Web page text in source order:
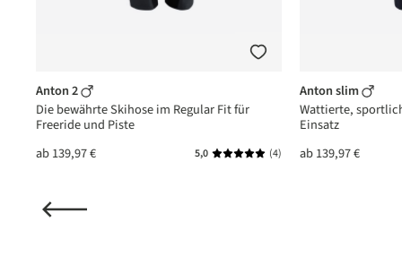
Bewertung von 5 von 5 Sternen
Anton 2
Die bewährte Skihose im Regular Fit für
Freeride und Piste
ab139,97 € 5,0 Durchschnittliche Bewertung
(4)
Anton slim
Wattierte,
Einsatz
ab139,97 €